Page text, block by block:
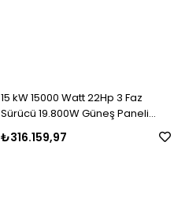
15 kW 15000 Watt 22Hp 3 Faz
Sürücü 19.800W Güneş Paneli
Sulama Paket-23
₺316.159,97